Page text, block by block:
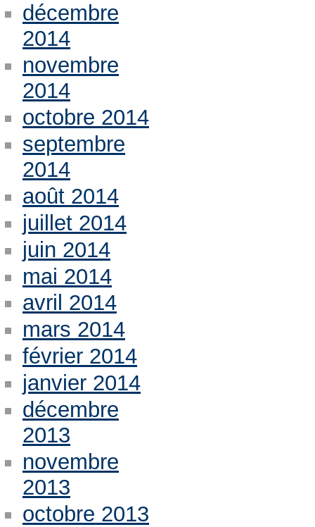
décembre
2014
novembre
2014
octobre 2014
septembre
2014
août 2014
juillet 2014
juin 2014
mai 2014
avril 2014
mars 2014
février 2014
janvier 2014
décembre
2013
novembre
2013
octobre 2013